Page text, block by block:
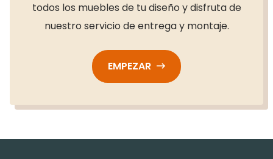
todos los muebles de tu diseño y disfruta de
nuestro servicio de entrega y montaje.
EMPEZAR